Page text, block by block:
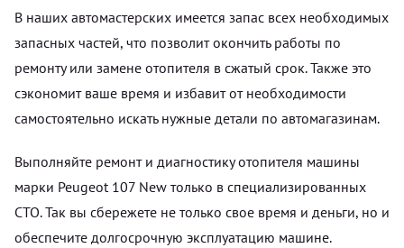
В наших автомастерских имеется запас всех необходимых
запасных частей, что позволит окончить работы по
ремонту или замене отопителя в сжатый срок. Также это
сэкономит ваше время и избавит от необходимости
самостоятельно искать нужные детали по автомагазинам.
Выполняйте ремонт и диагностику отопителя машины
марки Peugeot 107 New только в специализированных
СТО. Так вы сбережете не только свое время и деньги, но и
обеспечите долгосрочную эксплуатацию машине.